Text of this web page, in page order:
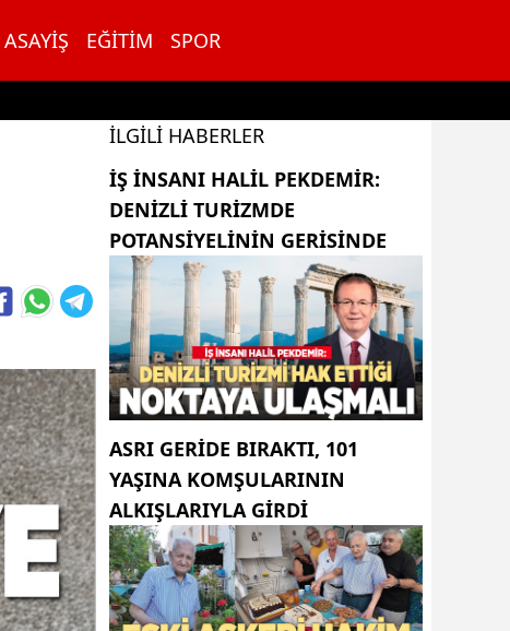
ASAYIŞ EĞITIM SPOR
İLGILI HABERLER
İŞ INSANI HALIL PEKDEMIR:
DENIZLI TURIZMDE
POTANSIYELININ GERISINDE
ASRI GERIDE BIRAKTI, 101
YAŞINA KOMŞULARININ
ALKIŞLARIYLA GIRDI